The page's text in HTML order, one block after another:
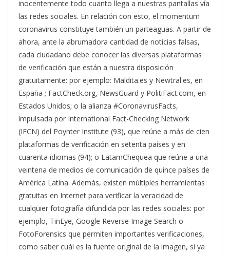
inocentemente todo cuanto llega a nuestras pantallas vía
las redes sociales. En relación con esto, el momentum
coronavirus constituye también un parteaguas. A partir de
ahora, ante la abrumadora cantidad de noticias falsas,
cada ciudadano debe conocer las diversas plataformas
de verificación que están a nuestra disposición
gratuitamente: por ejemplo: Maldita.es y Newtral.es, en
España ; FactCheck.org, NewsGuard y PolitiFact.com, en
Estados Unidos; o la alianza #CoronavirusFacts,
impulsada por International Fact-Checking Network
(IFCN) del Poynter Institute (93), que reúne a más de cien
plataformas de verificación en setenta países y en
cuarenta idiomas (94); o LatamChequea que reúne a una
veintena de medios de comunicación de quince países de
América Latina. Además, existen múltiples herramientas
gratuitas en Internet para verificar la veracidad de
cualquier fotografía difundida por las redes sociales: por
ejemplo, TinEye, Google Reverse Image Search o
FotoForensics que permiten importantes verificaciones,
como saber cuál es la fuente original de la imagen, si ya